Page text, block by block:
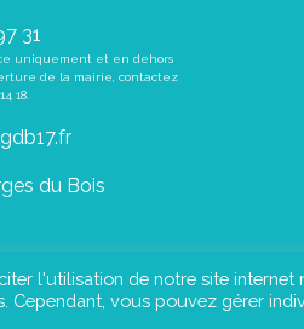
31
uniquement et en dehors
de la mairie, contactez
18.
du Bois
Plan du site
l'utilisation de notre site internet
vous pouvez gérer